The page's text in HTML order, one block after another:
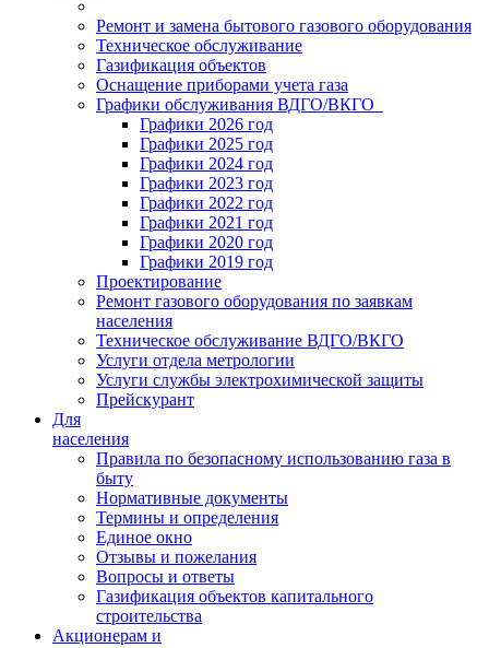
Ремонт и замена бытового газового оборудования
Техническое обслуживание
Газификация объектов
Оснащение приборами учета газа
Графики обслуживания ВДГО/ВКГО
Графики 2026 год
Графики 2025 год
Графики 2024 год
Графики 2023 год
Графики 2022 год
Графики 2021 год
Графики 2020 год
Графики 2019 год
Проектирование
Ремонт газового оборудования по заявкам
населения
Техническое обслуживание ВДГО/ВКГО
Услуги отдела метрологии
Услуги службы электрохимической защиты
Прейскурант
Для
населения
Правила по безопасному использованию газа в
быту
Нормативные документы
Термины и определения
Единое окно
Отзывы и пожелания
Вопросы и ответы
Газификация объектов капитального
строительства
Акционерам и